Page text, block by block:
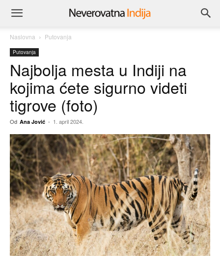
Naslovna Putovanja
Putovanja
Najbolja mesta u Indiji na
kojima ćete sigurno videti
tigrove (foto)
Od Ana Jović - 1. april 2024.